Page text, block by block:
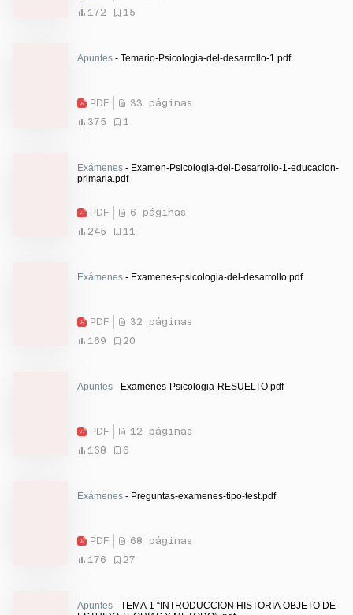
172
15
Apuntes - Temario-Psicologia-del-desarrollo-1.pdf
PDF
33 páginas
375
1
Exámenes - Examen-Psicologia-del-Desarrollo-1-educacion-
primaria.pdf
PDF
6 páginas
245
11
Exámenes - Examenes-psicologia-del-desarrollo.pdf
PDF
32 páginas
169
20
Apuntes - Examenes-Psicologia-RESUELTO.pdf
PDF
12 páginas
168
6
Exámenes - Preguntas-examenes-tipo-test.pdf
PDF
68 páginas
176
27
Apuntes - TEMA 1 “INTRODUCCION HISTORIA OBJETO DE